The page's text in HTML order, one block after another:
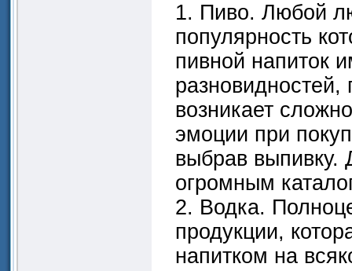
1. Пиво. Любой
популярность
пивной напиток
разновидностей,
возникает
эмоции при
выбрав выпивку.
огромным
2. Водка.
продукции,
напитком на